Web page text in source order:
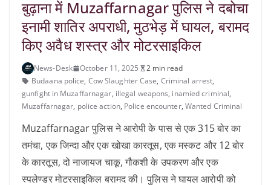
बुढ़ाना में Muzaffarnagar पुलिस ने दबोचा
इनामी शातिर अपराधी, मुठभेड़ में घायल, बरामद
किए अवैध शस्त्र और मोटरसाइकिल
News-Desk October 11, 2025
2 min read
Budaana police, Cow Slaughter Case, Criminal arrest,
gunfight in Muzaffarnagar, illegal weapons, inamied criminal,
Muzaffarnagar, police action, Police encounter, Wanted Criminal
Muzaffarnagar पुलिस ने आरोपी के पास से एक 315 बोर का
तमंचा, एक जिन्दा और एक खोखा कारतूस, एक मस्कट और 12 बोर
के कारतूस, दो नाजायज चाकू, गौकशी के उपकरण और एक
स्पलेण्डर मोटरसाइकिल बरामद की। पुलिस ने घायल आरोपी को